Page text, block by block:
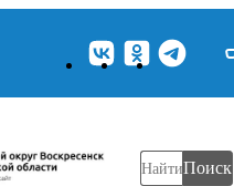
Поиск